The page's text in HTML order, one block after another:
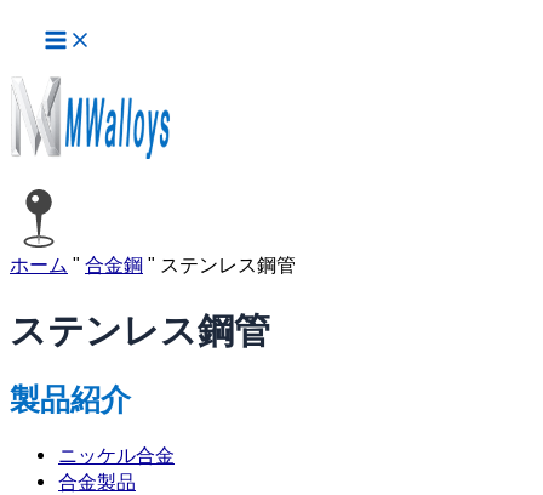
ス
キ
ッ
イ
ン
メ
ニ
ュ
ー
ホーム " 合金鋼 " ステンレス鋼管
ステンレス鋼管
製品紹介
ニッケル合金
合金製品